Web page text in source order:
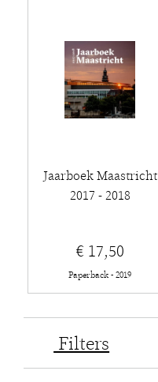
Jaarboek Maastricht
2017 - 2018
€ 17,50
Paperback - 2019
Filters